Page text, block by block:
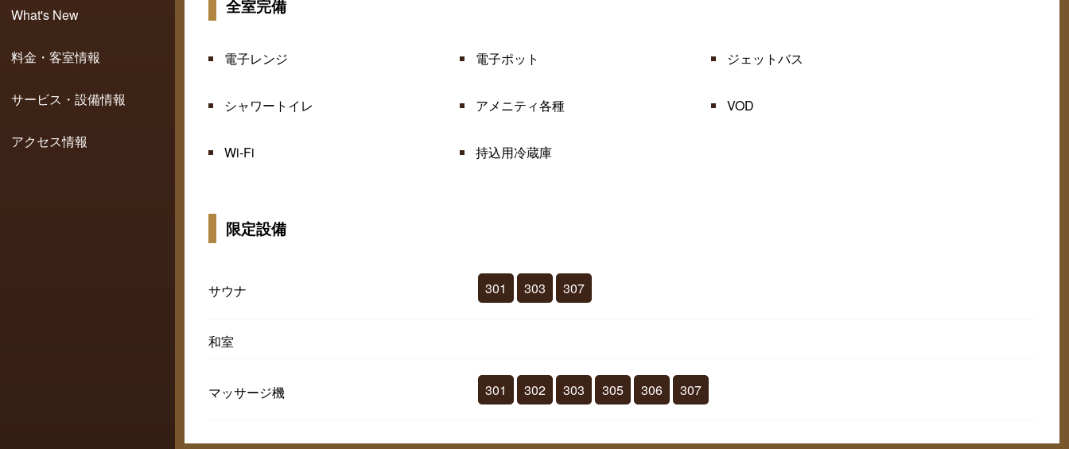
What's New
料金・客室情報
サービス・設備情報
アクセス情報
全室完備
電子レンジ 電子ポット ジェットバス
シャワートイレ アメニティ各種 VOD
Wi-Fi 持込用冷蔵庫
限定設備
サウナ 301 303 307
和室
マッサージ機 301 302 303 305 306 307